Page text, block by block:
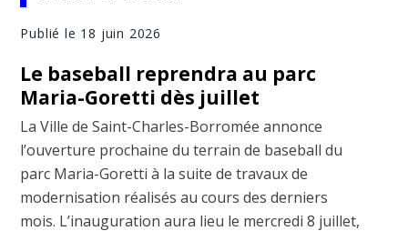
Publié le 18 juin 2026
Le baseball reprendra au parc
Maria-Goretti dès juillet
La Ville de Saint-Charles-Borromée annonce
l’ouverture prochaine du terrain de baseball du
parc Maria-Goretti à la suite de travaux de
modernisation réalisés au cours des derniers
mois. L’inauguration aura lieu le mercredi 8 juillet,